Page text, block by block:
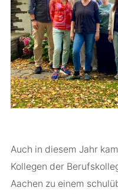
Schulgebäude
Historie
Für
Infofolder
Kollegium
Anfahrt
Auch in diesem Jahr
Kollegen der
Aachen zu einem